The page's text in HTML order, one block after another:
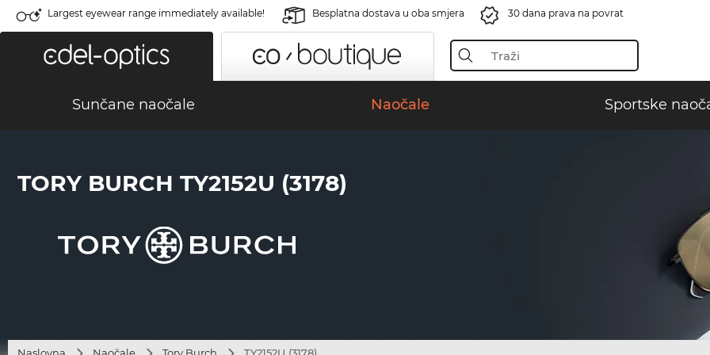
Largest eyewear range immediately available! Besplatna dostava u oba smjera 30 dana prava na povrat
Sunčane naočale Naočale Sportske
TORY BURCH TY2152U (3178)